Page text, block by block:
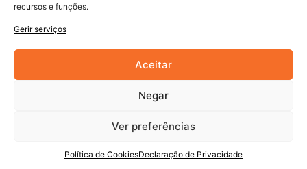
recursos e funções.
Gerir serviços
Aceitar
Negar
Ver preferências
Política de CookiesDeclaração de Privacidade
Powered byDigital Xperience